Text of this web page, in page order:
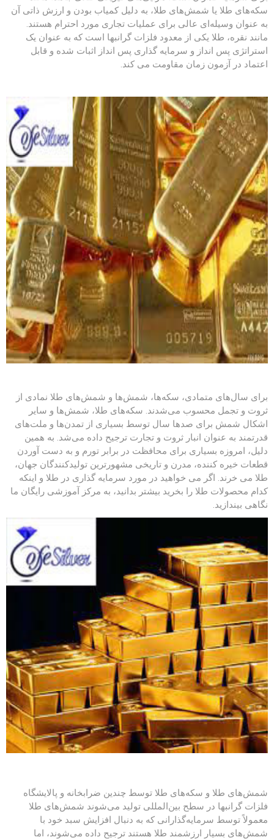
سکه‌های طلا یا شمش‌های طلا، به دلیل کمیاب بودن و ارزش ذاتی آن
به عنوان وسیله‌ای عالی برای عملیات تجاری مورد احترام هستند.
مانند نقره، طلا یکی از معدود فلزات گرانبها است که به عنوان یک
استراتژی پس انداز و سرمایه گذاری پس انداز اثبات شده و قابل
اعتماد در آزمون زمان مقاومت می کند.
برای سال‌های متمادی، سکه‌ها، شمش‌ها و شمش‌های طلا نمادی از
ثروت و تجمل محسوب می‌شدند. سکه‌های طلا، شمش‌ها و سایر
اشکال شمش برای صدها سال توسط بسیاری از تمدن‌ها و ملت‌های
قدرتمند به عنوان انبار ثروت و تجارت ترجیح داده می‌شد. به همین
دلیل، امروزه بسیاری برای محافظت در برابر تورم و به دست آوردن
قطعات خیره کننده، مدرن و تاریخی مشهورترین تولیدکنندگان جهان،
طلا می خرند. اگر می خواهید در مورد سرمایه گذاری در طلا و اینکه
کدام محصولات طلا را بخرید بیشتر بدانید، به مرکز آموزشی رایگان ما
نگاهی بیندازید.
شمش‌های طلا و سکه‌های طلا توسط چندین ضرابخانه و پالایشگاه
فلزات گرانبها در سطح بین‌المللی تولید می‌شوند شمش‌های طلا
معمولاً توسط سرمایه‌گذارانی که به دنبال افزایش سبد خود با
شمش‌های بسیار ارزشمند طلا هستند ترجیح داده می‌شوند، اما